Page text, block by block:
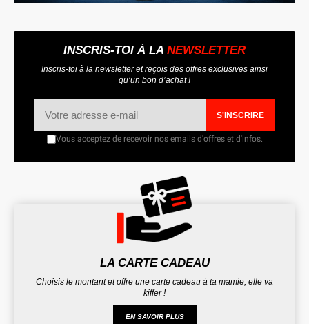
INSCRIS-TOI À LA NEWSLETTER
Inscris-toi à la newsletter et reçois des offres exclusives ainsi
qu’un bon d’achat !
S'INSCRIRE
Vous acceptez de recevoir nos emails d'offres et d'infos.
LA CARTE CADEAU
Choisis le montant et offre une carte cadeau à ta mamie, elle va
kiffer !
EN SAVOIR PLUS